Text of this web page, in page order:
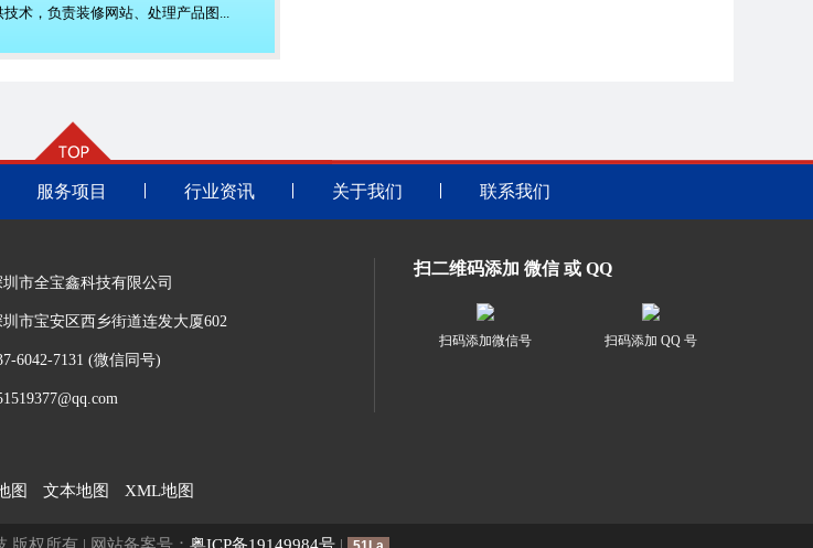
术，负责装修网站、处理产品图...
服务项目 行业资讯 关于我们 联系我们
市全宝鑫科技有限公司
市宝安区西乡街道连发大厦602
6042-7131 (微信同号)
扫二维码添加 微信 或 QQ
扫码添加微信号 扫码添加 QQ 号
图 文本地图 XML地图